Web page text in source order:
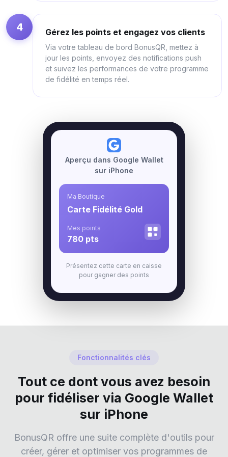
4 Gérez les points et engagez vos clients
Via votre tableau de bord BonusQR, mettez à
jour les points, envoyez des notifications push
et suivez les performances de votre programme
de fidélité en temps réel.
Aperçu dans Google Wallet
sur iPhone
Ma Boutique
Carte Fidélité Gold
Mes points
780 pts
Présentez cette carte en caisse
pour gagner des points
Fonctionnalités clés
Tout ce dont vous avez besoin
pour fidéliser via Google Wallet
sur iPhone
BonusQR offre une suite complète d'outils pour
créer, gérer et optimiser vos programmes de